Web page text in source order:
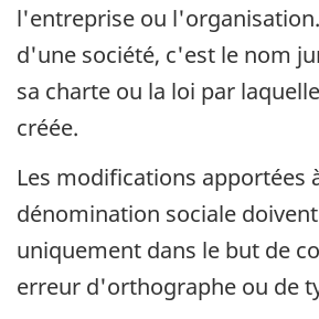
l'entreprise ou
d'une société, c'est le nom
sa charte ou la loi par
créée.
Les modifications apportées
dénomination sociale
uniquement dans le but de
erreur d'orthographe ou de